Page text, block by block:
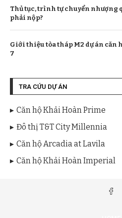
Thủ tục, trình tự chuyển nhượng
phải nộp?
Giới thiệu tòa tháp M2 dự án căn
7
TRA CỨU DỰ ÁN
Căn hộ Khải Hoàn Prime
Đô thị T&T City Millennia
Căn hộ Arcadia at Lavila
Căn hộ Khải Hoàn Imperial